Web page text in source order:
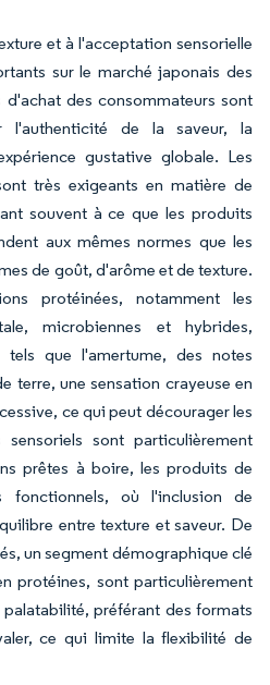
et à l'acceptation sensorielle
sur le marché japonais des
des consommateurs sont
l'authenticité de la saveur, la
gustative globale. Les
très exigeants en matière de
souvent à ce que les produits
aux mêmes normes que les
de goût, d'arôme et de texture.
protéinées, notamment les
microbiennes et hybrides,
tels que l'amertume, des notes
terre, une sensation crayeuse en
ce qui peut décourager les
sont particulièrement
prêtes à boire, les produits de
fonctionnels, où l'inclusion de
entre texture et saveur. De
un segment démographique clé
protéines, sont particulièrement
préférant des formats
ce qui limite la flexibilité de